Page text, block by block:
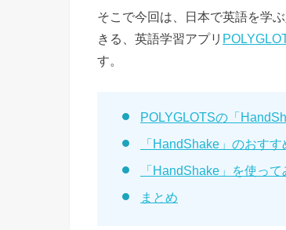
そこで今回は、日本で英語を学
きる、英語学習アプリ
す。
POLYGLOTSの「
「HandShake」のおす
「HandShake」を使って
まとめ